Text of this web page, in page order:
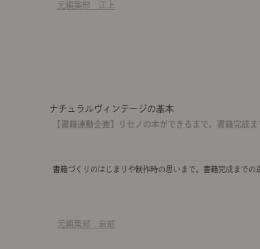
元編集部 江上
ナチュラルヴィンテージの基本
【書籍連動企画】リセノの本ができるまで。書籍完成
書籍づくりのはじまりや制作時の思いまで。書籍完成までの
元編集部 岩部